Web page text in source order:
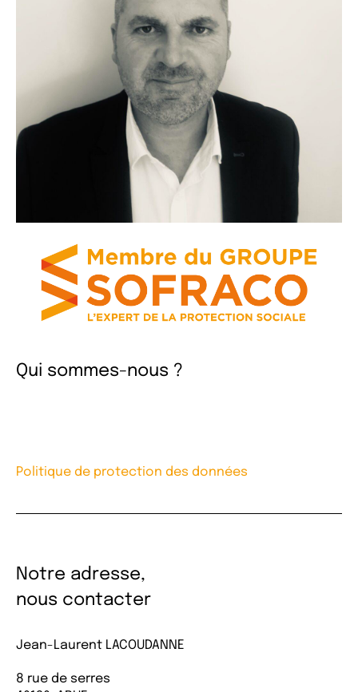
Qui sommes-nous ?
Politique de protection des données
Notre adresse,
nous contacter
Jean-Laurent LACOUDANNE
8 rue de serres